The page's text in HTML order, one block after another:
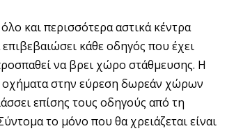
και περισσότερα αστικά κέντρα
κάθε οδηγός που έχει
να βρει χώρο στάθμευσης. Η
οχήματα στην εύρεση δωρεάν χώρων
επίσης τους οδηγούς από τη
το μόνο που θα χρειάζεται είναι